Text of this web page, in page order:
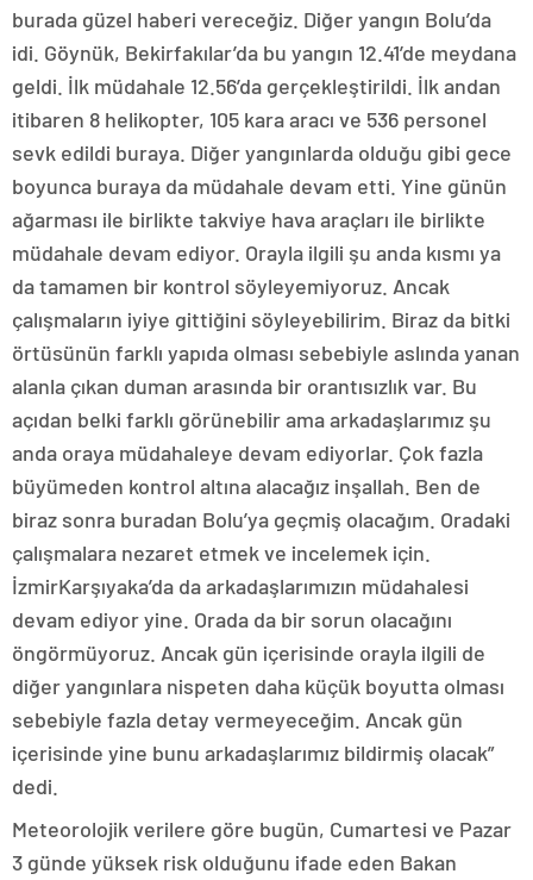
burada güzel haberi vereceğiz. Diğer yangın Bolu’da
idi. Göynük, Bekirfakılar’da bu yangın 12.41’de meydana
geldi. İlk müdahale 12.56’da gerçekleştirildi. İlk andan
itibaren 8 helikopter, 105 kara aracı ve 536 personel
sevk edildi buraya. Diğer yangınlarda olduğu gibi gece
boyunca buraya da müdahale devam etti. Yine günün
ağarması ile birlikte takviye hava araçları ile birlikte
müdahale devam ediyor. Orayla ilgili şu anda kısmı ya
da tamamen bir kontrol söyleyemiyoruz. Ancak
çalışmaların iyiye gittiğini söyleyebilirim. Biraz da bitki
örtüsünün farklı yapıda olması sebebiyle aslında yanan
alanla çıkan duman arasında bir orantısızlık var. Bu
açıdan belki farklı görünebilir ama arkadaşlarımız şu
anda oraya müdahaleye devam ediyorlar. Çok fazla
büyümeden kontrol altına alacağız inşallah. Ben de
biraz sonra buradan Bolu’ya geçmiş olacağım. Oradaki
çalışmalara nezaret etmek ve incelemek için.
İzmirKarşıyaka’da da arkadaşlarımızın müdahalesi
devam ediyor yine. Orada da bir sorun olacağını
öngörmüyoruz. Ancak gün içerisinde orayla ilgili de
diğer yangınlara nispeten daha küçük boyutta olması
sebebiyle fazla detay vermeyeceğim. Ancak gün
içerisinde yine bunu arkadaşlarımız bildirmiş olacak”
dedi.
Meteorolojik verilere göre bugün, Cumartesi ve Pazar
3 günde yüksek risk olduğunu ifade eden Bakan